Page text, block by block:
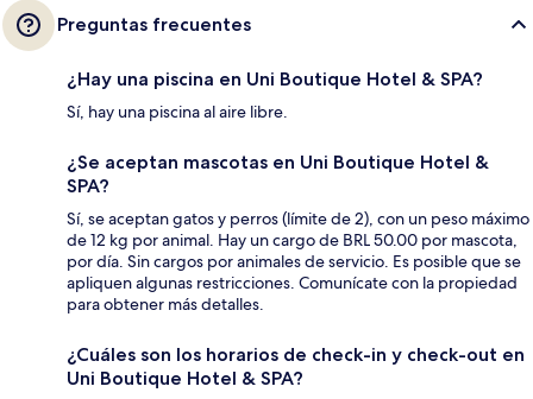
Preguntas frecuentes
¿Hay una piscina en Uni Boutique Hotel & SPA?
Sí, hay una piscina al aire libre.
¿Se aceptan mascotas en Uni Boutique Hotel &
SPA?
Sí, se aceptan gatos y perros (límite de 2), con un peso máximo
de 12 kg por animal. Hay un cargo de BRL 50.00 por mascota,
por día. Sin cargos por animales de servicio. Es posible que se
apliquen algunas restricciones. Comunícate con la propiedad
para obtener más detalles.
¿Cuáles son los horarios de check-in y check-out en
Uni Boutique Hotel & SPA?